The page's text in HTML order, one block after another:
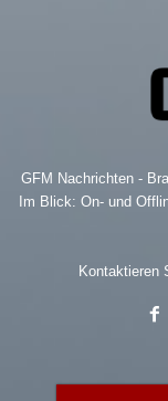
GFM Nachrichten -
Im Blick: On- und
Kontaktieren